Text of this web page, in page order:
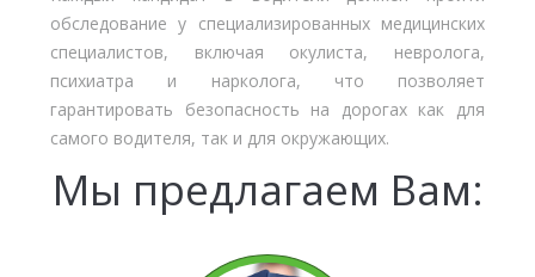
обследование у специализированных медицинских
специалистов, включая окулиста, невролога,
психиатра и нарколога, что позволяет
гарантировать безопасность на дорогах как для
самого водителя, так и для окружающих.
Мы предлагаем Вам: